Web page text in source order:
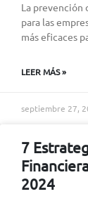
La prevención
para las
más eficaces
LEER MÁS »
septiembre 27,
7
2024